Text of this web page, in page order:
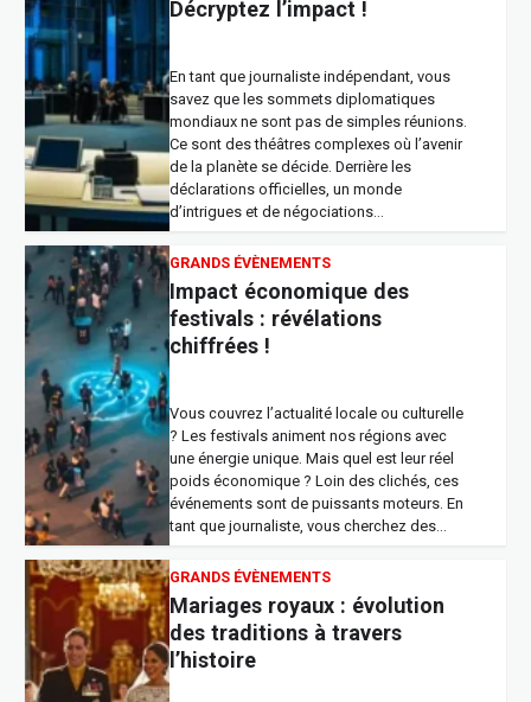
Décryptez l’impact !
En tant que journaliste indépendant, vous
savez que les sommets diplomatiques
mondiaux ne sont pas de simples réunions.
Ce sont des théâtres complexes où l’avenir
de la planète se décide. Derrière les
déclarations officielles, un monde
d’intrigues et de négociations…
GRANDS ÉVÈNEMENTS
Impact économique des
festivals : révélations
chiffrées !
Vous couvrez l’actualité locale ou culturelle
? Les festivals animent nos régions avec
une énergie unique. Mais quel est leur réel
poids économique ? Loin des clichés, ces
événements sont de puissants moteurs. En
tant que journaliste, vous cherchez des…
GRANDS ÉVÈNEMENTS
Mariages royaux : évolution
des traditions à travers
l’histoire